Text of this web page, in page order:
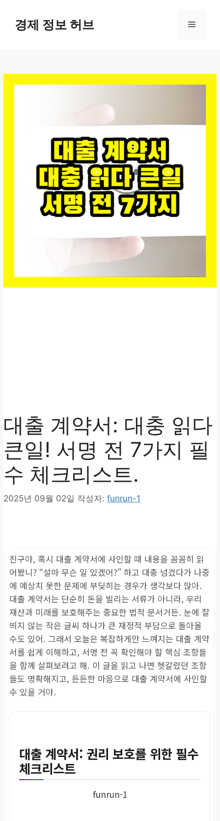
경제 정보 허브 메
대출 계약서: 대충 읽다
큰일! 서명 전 7가지 필
수 체크리스트.
2025년 09월 02일 작성자: funrun-1
친구야, 혹시 대출 계약서에 사인할 때 내용을 꼼꼼히 읽
어봤니? “설마 무슨 일 있겠어?” 하고 대충 넘겼다가 나중
에 예상치 못한 문제에 부딪히는 경우가 생각보다 많아.
대출 계약서는 단순히 돈을 빌리는 서류가 아니라, 우리
재산과 미래를 보호해주는 중요한 법적 문서거든. 눈에 잘
띄지 않는 작은 글씨 하나가 큰 재정적 부담으로 돌아올
수도 있어. 그래서 오늘은 복잡하게만 느껴지는 대출 계약
서를 쉽게 이해하고, 서명 전 꼭 확인해야 할 핵심 조항들
을 함께 살펴보려고 해. 이 글을 읽고 나면 헷갈렸던 조항
들도 명확해지고, 든든한 마음으로 대출 계약서에 사인할
수 있을 거야.
대출 계약서: 권리 보호를 위한 필수
체크리스트
funrun-1